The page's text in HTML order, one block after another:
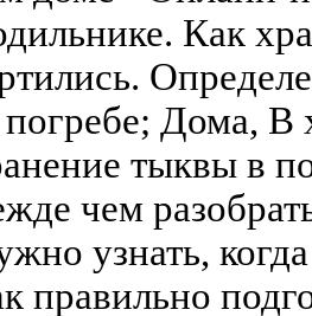
Как
Дома, В
тыквы в
чем
узнать,
правильно